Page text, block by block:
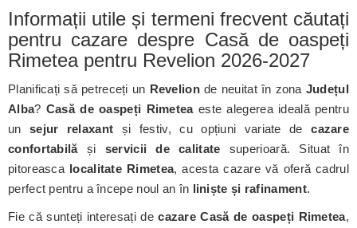
Informații utile și termeni frecvent căutați
pentru cazare despre Casă de oaspeți
Rimetea pentru Revelion 2026-2027
Planificați să petreceți un Revelionde neuitat în zona Județul
Alba? Casă de oaspeți Rimeteaeste alegerea ideală pentru
un sejur relaxant și festiv, cu opțiuni variate decazare
confortabilăși servicii de calitate superioară. Situat în
pitoreasca localitate Rimetea, acesta cazare vă oferă cadrul
perfect pentru a începe noul an în liniște și rafinament.
Fie că sunteți interesați decazare Casă de oaspeți Rimetea,